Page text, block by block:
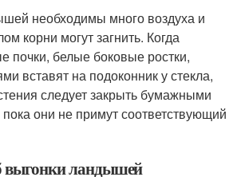
необходимы много воздуха и
корни могут загнить. Когда
почки, белые боковые ростки,
вставят на подоконник у стекла,
следует закрыть бумажными
они не примут соответствующий
выгонки ландышей